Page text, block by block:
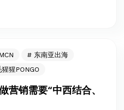
东南亚出海
猩猩PONGO
营销需要“中西结合、